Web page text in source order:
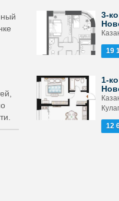
3-
19
1-
12